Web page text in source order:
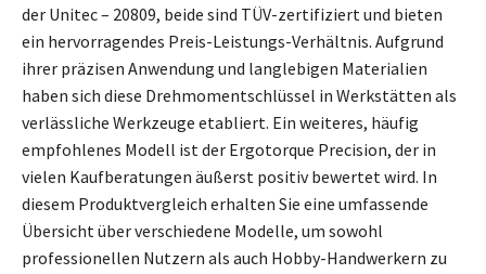
der Unitec – 20809, beide sind TÜV-zertifiziert und bieten
ein hervorragendes Preis-Leistungs-Verhältnis. Aufgrund
ihrer präzisen Anwendung und langlebigen Materialien
haben sich diese Drehmomentschlüssel in Werkstätten als
verlässliche Werkzeuge etabliert. Ein weiteres, häufig
empfohlenes Modell ist der Ergotorque Precision, der in
vielen Kaufberatungen äußerst positiv bewertet wird. In
diesem Produktvergleich erhalten Sie eine umfassende
Übersicht über verschiedene Modelle, um sowohl
professionellen Nutzern als auch Hobby-Handwerkern zu